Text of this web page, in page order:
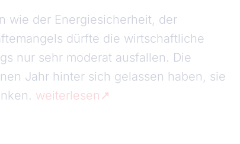
wie der Energiesicherheit, der
dürfte die wirtschaftliche
nur sehr moderat ausfallen. Die
Jahr hinter sich gelassen haben, sie
weiterlesen